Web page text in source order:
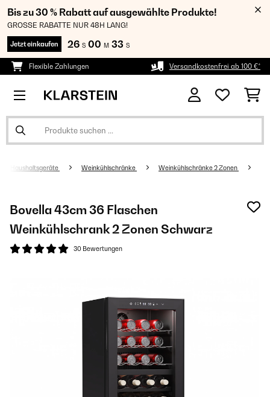
Bis zu 30 % Rabatt auf ausgewählte Produkte!
GROSSE RABATTE NUR 48H LANG!
Jetzt einkaufen 26 S 00 M 33 S
Flexible Zahlungen Versandkostenfrei ab 100 €*
Haushaltsgeräte Weinkühlschränke Weinkühlschränke 2 Zonen
Bovella 43cm 36 Flaschen
Weinkühlschrank 2 Zonen​ Schwarz
30 Bewertungen